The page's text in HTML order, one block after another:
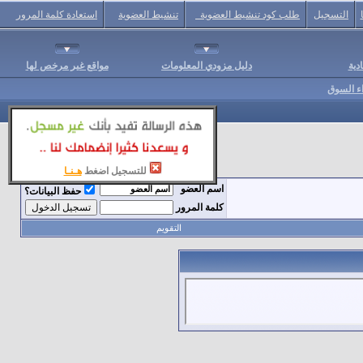
للتسجيل اضغط هـنـا
التسجيل طلب كود تنشيط العضوية تنشيط العضوية استعادة كلمة المرور
دليل مزودي المعلومات مواقع غير مرخص لها
السوق
اسم العضو
حفظ البيانات؟
كلمة المرور
التقويم